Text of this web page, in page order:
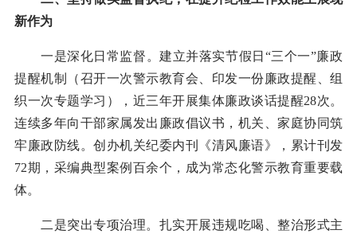
新作为
一是深化日常监督。建立并落实节假日“三个一”廉政
提醒机制（召开一次警示教育会、印发一份廉政提醒、组
织一次专题学习），近三年开展集体廉政谈话提醒28次。
连续多年向干部家属发出廉政倡议书，机关、家庭协同筑
牢廉政防线。创办机关纪委内刊《清风廉语》，累计刊发
72期，采编典型案例百余个，成为常态化警示教育重要载
体。
二是突出专项治理。扎实开展违规吃喝、整治形式主